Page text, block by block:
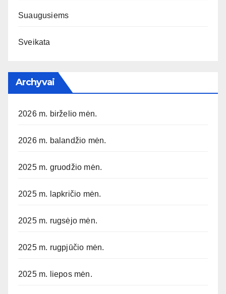
Suaugusiems
Sveikata
Archyvai
2026 m. birželio mėn.
2026 m. balandžio mėn.
2025 m. gruodžio mėn.
2025 m. lapkričio mėn.
2025 m. rugsėjo mėn.
2025 m. rugpjūčio mėn.
2025 m. liepos mėn.